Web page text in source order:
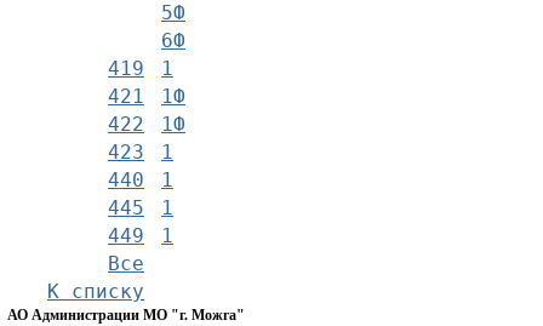
5Ф
6Ф
419
1
421
1Ф
422
1Ф
423
1
440
1
445
1
449
1
Все
К списку
АО Администрации МО "г. Можга"